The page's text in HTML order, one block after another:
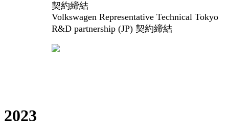
契約締結
Volkswagen Representative Technical Tokyo
R&D partnership (JP) 契約締結
2023